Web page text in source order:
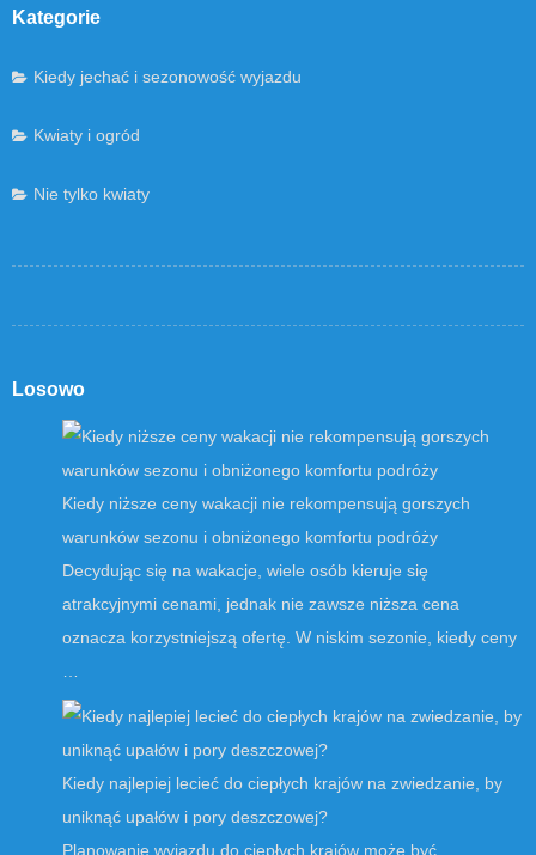
Kategorie
Kiedy jechać i sezonowość wyjazdu
Kwiaty i ogród
Nie tylko kwiaty
Losowo
Kiedy niższe ceny wakacji nie rekompensują gorszych
warunków sezonu i obniżonego komfortu podróży
Decydując się na wakacje, wiele osób kieruje się
atrakcyjnymi cenami, jednak nie zawsze niższa cena
oznacza korzystniejszą ofertę. W niskim sezonie, kiedy ceny
…
Kiedy najlepiej lecieć do ciepłych krajów na zwiedzanie, by
uniknąć upałów i pory deszczowej?
Planowanie wyjazdu do ciepłych krajów może być